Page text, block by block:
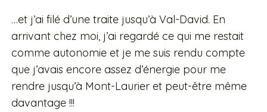
…et j’ai filé d’une traite jusqu’à Val-David. En
arrivant chez moi, j’ai regardé ce qui me restait
comme autonomie et je me suis rendu compte
que j’avais encore assez d’énergie pour me
rendre jusqu’à Mont-Laurier et peut-être même
davantage !!!